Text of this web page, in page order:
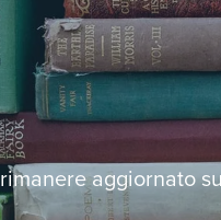
aggiornato